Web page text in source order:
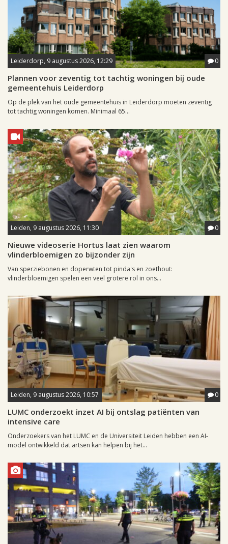
Leiderdorp, 9 augustus 2026, 12:29 0
Plannen voor zeventig tot tachtig woningen bij oude
gemeentehuis Leiderdorp
Op de plek van het oude gemeentehuis in Leiderdorp moeten zeventig
tot tachtig woningen komen. Minimaal 65...
Leiden, 9 augustus 2026, 11:30 0
Nieuwe videoserie Hortus laat zien waarom
vlinderbloemigen zo bijzonder zijn
Van sperziebonen en doperwten tot pinda's en zoethout:
vlinderbloemigen spelen een veel grotere rol in ons...
Leiden, 9 augustus 2026, 10:57 0
LUMC onderzoekt inzet AI bij ontslag patiënten van
intensive care
Onderzoekers van het LUMC en de Universiteit Leiden hebben een AI-
model ontwikkeld dat artsen kan helpen bij het...